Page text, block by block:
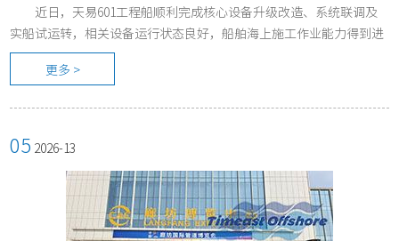
近日，天易601工程船顺利完成核心设备升级改造、系统联调及
实船试运转，相关设备运行状态良好，船舶海上施工作业能力得到进
一步提升。
更多 >
05 2026-13